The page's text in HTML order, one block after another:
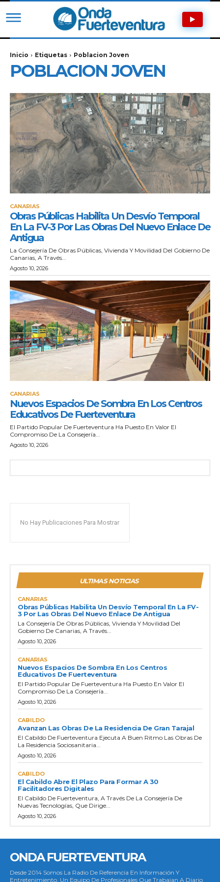
Inicio Etiquetas Poblacion Joven
POBLACION JOVEN
CANARIAS
Obras Públicas Habilita Un Desvío Temporal
En La FV-3 Por Las Obras Del Nuevo Enlace De
Antigua
La Consejería De Obras Públicas, Vivienda Y Movilidad Del Gobierno De
Canarias, A Través...
Agosto 10, 2026
CANARIAS
Nuevos Espacios De Sombra En Los Centros
Educativos De Fuerteventura
El Partido Popular De Fuerteventura Ha Puesto En Valor El
Compromiso De La Consejería...
Agosto 10, 2026
No Hay Publicaciones Para Mostrar
ULTIMAS NOTICIAS
CANARIAS
Obras Públicas Habilita Un Desvío Temporal En La FV-
3 Por Las Obras Del Nuevo Enlace De Antigua
La Consejería De Obras Públicas, Vivienda Y Movilidad Del
Gobierno De Canarias, A Través...
Agosto 10, 2026
CANARIAS
Nuevos Espacios De Sombra En Los Centros
Educativos De Fuerteventura
El Partido Popular De Fuerteventura Ha Puesto En Valor El
Compromiso De La Consejería...
Agosto 10, 2026
CABILDO
Avanzan Las Obras De La Residencia De Gran Tarajal
El Cabildo De Fuerteventura Ejecuta A Buen Ritmo Las Obras De
La Residencia Sociosanitaria...
Agosto 10, 2026
CABILDO
El Cabildo Abre El Plazo Para Formar A 30
Facilitadores Digitales
El Cabildo De Fuerteventura, A Través De La Consejería De
Nuevas Tecnologías, Que Dirige...
Agosto 10, 2026
ONDA FUERTEVENTURA
Desde 2014 Somos La Radio De Referencia En Información Y
Entretenimiento. Un Equipo De Profesionales Que Trabajan A Diario